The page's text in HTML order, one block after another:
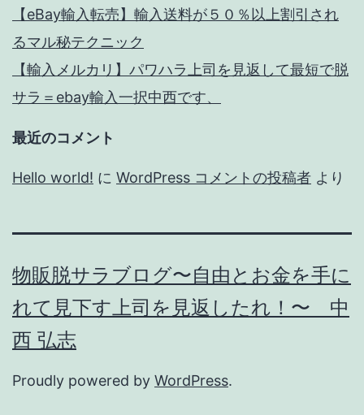
【eBay輸入転売】輸入送料が５０％以上割引され
るマル秘テクニック
【輸入メルカリ】パワハラ上司を見返して最短で脱
サラ＝ebay輸入一択中西です、
最近のコメント
Hello world! に WordPress コメントの投稿者 より
物販脱サラブログ〜自由とお金を手に
れて見下す上司を見返したれ！〜 中
西 弘志
Proudly powered by WordPress.